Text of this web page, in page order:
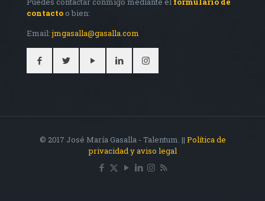
contacto o bien:
Email:jmgasalla@gasalla.com
© 2017 José María Gasalla - Talentum. || Política de
privacidad y aviso legal